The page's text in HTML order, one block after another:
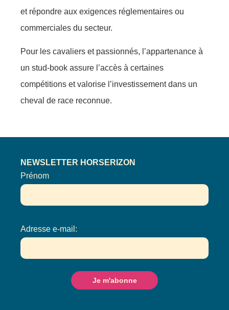
et répondre aux exigences réglementaires ou
commerciales du secteur.
Pour les cavaliers et passionnés, l’appartenance à
un stud-book assure l’accès à certaines
compétitions et valorise l’investissement dans un
cheval de race reconnue.
NEWSLETTER HORSERIZON
Prénom
Adresse e-mail: